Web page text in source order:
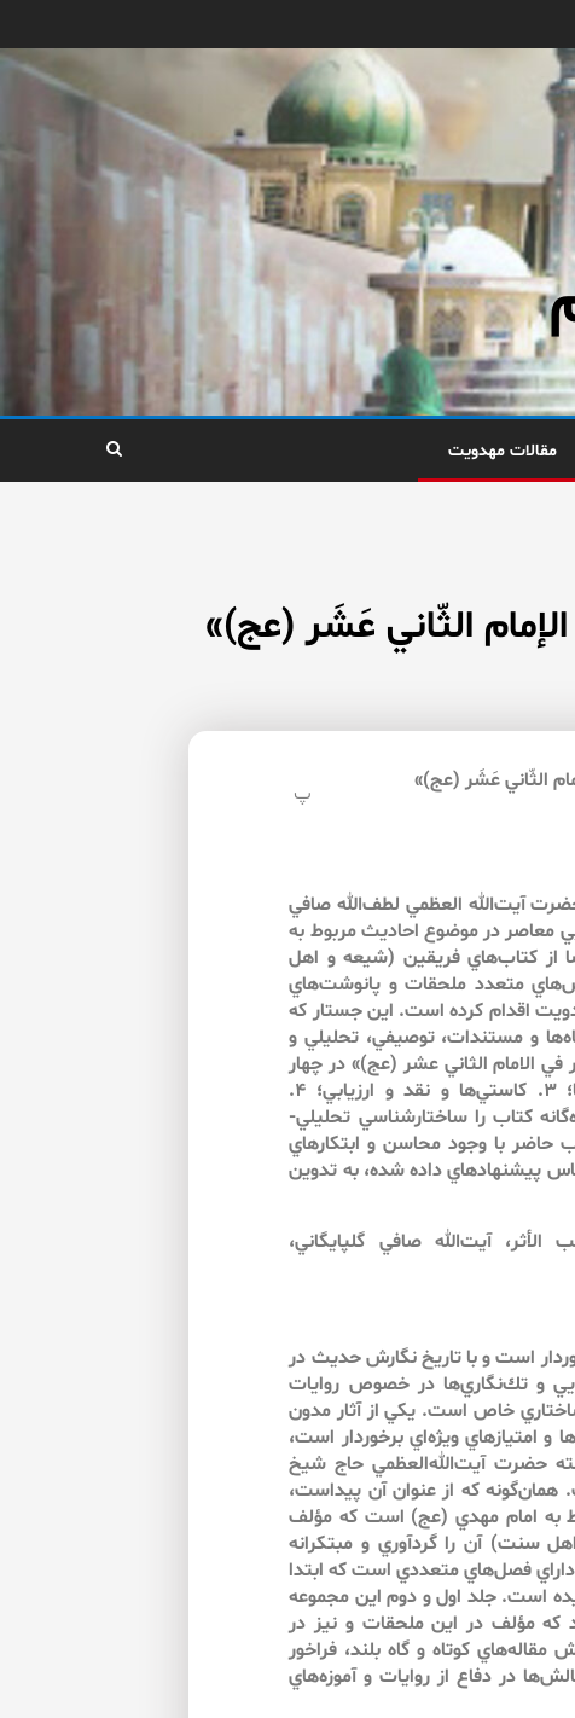
مقالات مهدویت
الثّاني عَشَر (عج)»
الثّاني عَشَر (عج)» پ
آيت‌الله‌ ‌العظمي لطف‌الله صافي
معاصر در موضوع احاديث مربوط به
از كتاب‌هاي فريقين (شيعه و اهل
متعدد ملحقات و پانوشت‌هاي
اقدام كرده است. اين جستار كه
و مستندات، توصيفي، تحليلي و
الامام الثاني عشر (عج)» در چهار
محور: ۱. توصيف و ذكر ويژگي‌ها؛ ۲. محاسن و امتيازها؛ ۳. كاستي‌ها و نقد و ارزيابي؛ ۴.
كتاب را ساختارشناسي تحليلي-
حاضر با وجود محاسن و ابتكارهاي
پيشنهادهاي داده‌ شده، به تدوين
آيت‌الله صافي گلپايگاني،
است و با تاريخ نگارش حديث در
و تك‌نگاري‌ها در خصوص روايات
خاص است. يكي از آثار مدون
امتيازهاي ويژه‌اي برخوردار است،
نگاشته حضرت آيت‌الله‌العظمي حاج شيخ
همان‌گونه كه از عنوان آن پيداست،
به امام مهدي (عج) است كه مؤلف
سنت) آن را گردآوري و مبتكرانه
فصل‌هاي متعددي است كه ابتدا
است. جلد اول و دوم اين مجموعه
كه مؤلف در اين ملحقات و نيز در
مقاله‌هاي كوتاه و گاه بلند، فراخور
در دفاع از روايات و آموزه‌هاي